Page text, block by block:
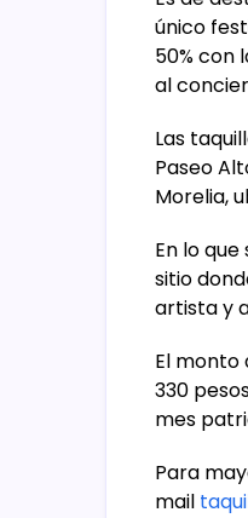
único
50% con
al
Las
Paseo
Morelia,
En lo
sitio
artista y
El monto
330
mes
Para
mail